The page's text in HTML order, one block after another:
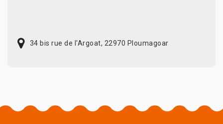
34 bis rue de l'Argoat, 22970 Ploumagoar